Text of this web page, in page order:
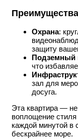
Охрана:
защиту
Подземный
что
зал для
досуга.
Эта квартира —
воплощение
каждой минутой
бескрайнее море.